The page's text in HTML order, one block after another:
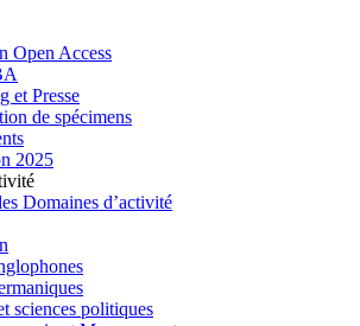
Open Access
et Presse
de spécimens
2025
Domaines d’activité
sciences politiques